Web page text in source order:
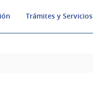
Trámites y Servicios